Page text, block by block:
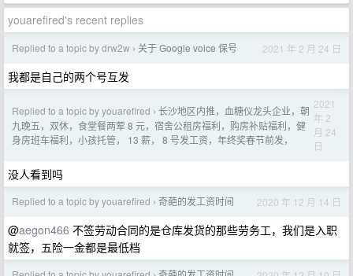
youarefired's recent replies
Replied to a topic by drw2w › 关于 Google voice 保号 2021 年 2 月 24 日
我都是自己的两个号互发
Replied to a topic by youarefired › 长沙地区内推，血糖仪龙头企业，朝
九晚五，双休，食堂餐两荤 8 元，宿舍公租房福利，购房补贴福利，健
身房班车福利，小孩托管， 13 薪， 8 号发工资，年终奖春节前发，
2021
年 2
月 24
日
没人看到吗
Replied to a topic by youarefired › 奇葩的发工资时间 2020 年 12 月 14 日
@aegon466 不签劳动合同的是仓库发货的那些劳务工，我们是入职
就签，五险一金都是最低档